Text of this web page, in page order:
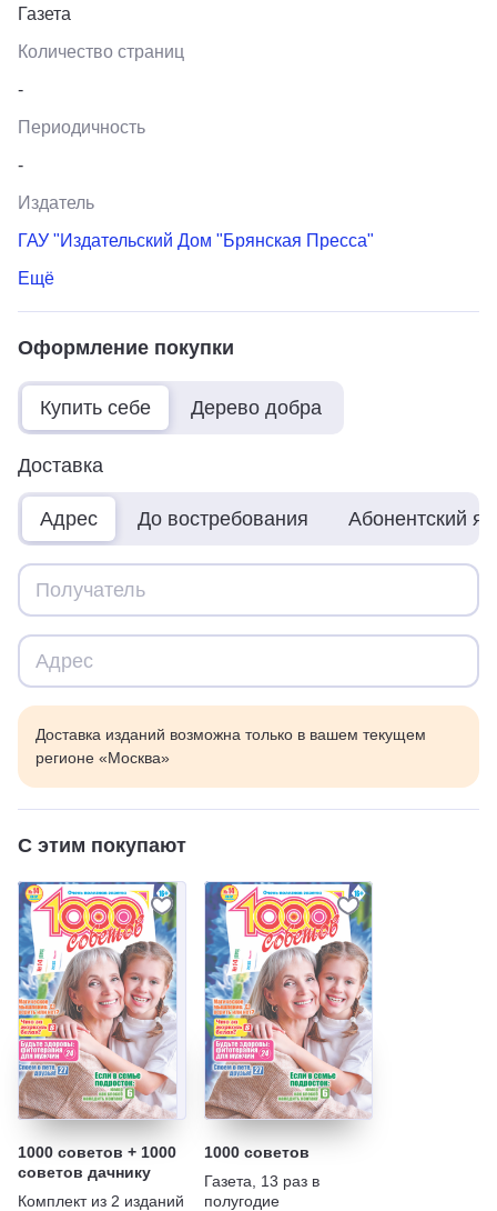
Газета
Количество страниц
-
Периодичность
-
Издатель
ГАУ "Издательский Дом "Брянская Пресса"
Ещё
Оформление покупки
Купить себе Дерево добра
Доставка
Адрес До востребования Абонентский
Доставка изданий возможна только в вашем текущем
регионе «Москва»
С этим покупают
1000 советов + 1000
советов дачнику
Комплект из 2 изданий
1000 советов
Газета
13 раз в
полугодие